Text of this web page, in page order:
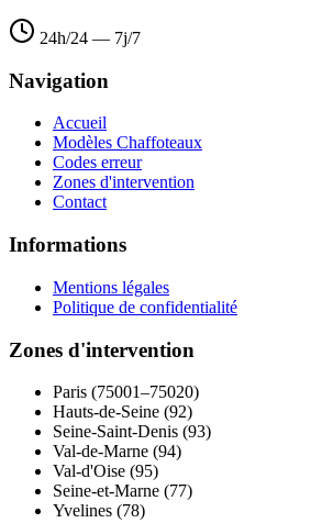
24h/24 — 7j/7
Navigation
Accueil
Modèles Chaffoteaux
Codes erreur
Zones d'intervention
Contact
Informations
Mentions légales
Politique de confidentialité
Zones d'intervention
Paris (75001–75020)
Hauts-de-Seine (92)
Seine-Saint-Denis (93)
Val-de-Marne (94)
Val-d'Oise (95)
Seine-et-Marne (77)
Yvelines (78)